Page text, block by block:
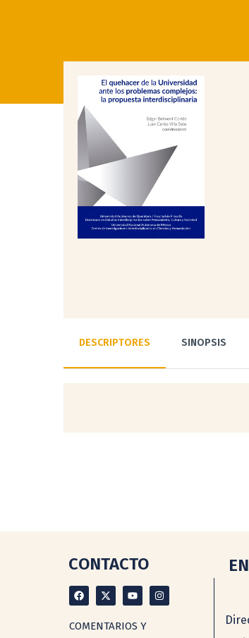
DESCRIPTORES SINOPSIS
CONTACTO
COMENTARIOS Y